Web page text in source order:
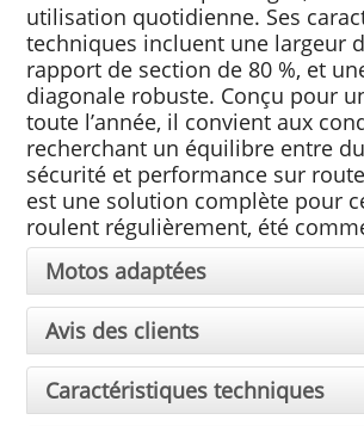
utilisation quotidienne. Ses
techniques incluent une largeur
rapport de section de 80 %, et
diagonale robuste. Conçu pour
toute l’année, il convient aux
recherchant un équilibre entre
sécurité et performance sur
est une solution complète pour
roulent régulièrement, été
Motos adaptées
Avis des clients
Caractéristiques techniques